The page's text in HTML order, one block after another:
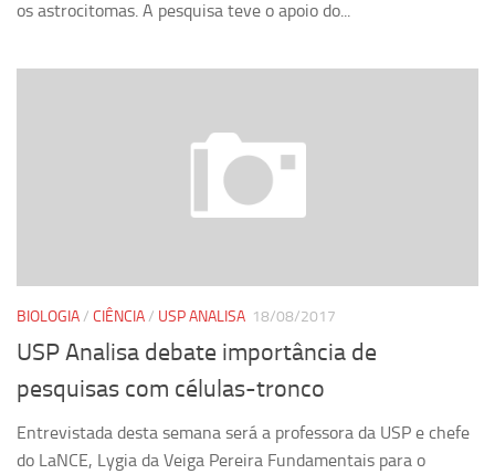
os astrocitomas. A pesquisa teve o apoio do...
BIOLOGIA/ CIÊNCIA/ USP ANALISA 18/08/2017
USP Analisa debate importância de
pesquisas com células-tronco
Entrevistada desta semana será a professora da USP e chefe
do LaNCE, Lygia da Veiga Pereira Fundamentais para o